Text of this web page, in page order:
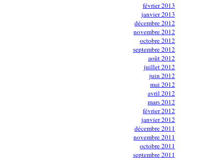
février 2013
janvier 2013
décembre 2012
novembre 2012
octobre 2012
septembre 2012
août 2012
juillet 2012
juin 2012
mai 2012
avril 2012
mars 2012
février 2012
janvier 2012
décembre 2011
novembre 2011
octobre 2011
septembre 2011